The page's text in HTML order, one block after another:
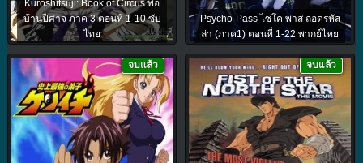
Kuroshitsuji: Book of Circus พ่อ
บ้านปีศาจ ภาค 3 ตอนที่ 1-10 ซับ
ไทย
Psycho-Pass ไซโค พาส ถอดรหัส
ล่า (ภาค1) ตอนที่ 1-22 พากย์ไทย
จบแล้ว จบแล้ว